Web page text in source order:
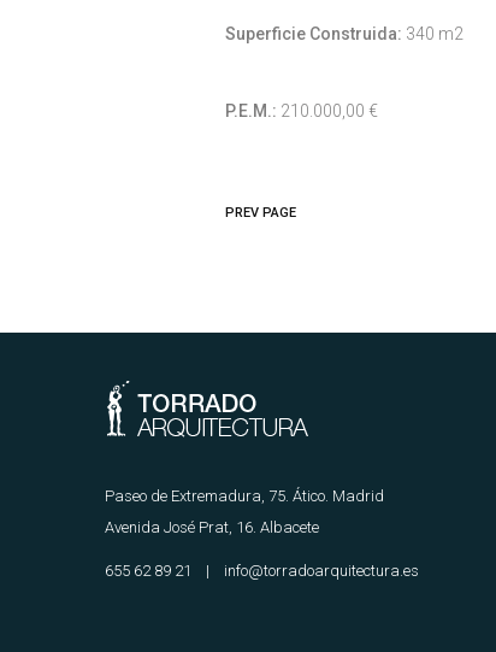
Superficie Construida: 340 m2
P.E.M.: 210.000,00 €
PREV PAGE
Paseo de Extremadura, 75. Ático. Madrid
Avenida José Prat, 16. Albacete
655 62 89 21 | info@torradoarquitectura.es